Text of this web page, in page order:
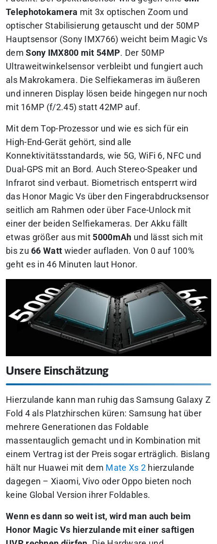
Telephotokamera mit 3x optischen Zoom und
optischer Stabilisierung getauscht und der 50MP
Hauptsensor (Sony IMX766) weicht beim Magic Vs
demSony IMX800 mit 54MP. Der 50MP
Ultraweitwinkelsensor verbleibt und fungiert auch
als Makrokamera. Die Selfiekameras im äußeren
und inneren Display lösen beide hingegen nur noch
mit 16MP (f/2.45) statt 42MP auf.
Mit dem Top-Prozessor und wie es sich für ein
High-End-Gerät gehört, sind alle
Konnektivitätsstandards, wie 5G, WiFi 6, NFC und
Dual-GPS mit an Bord. Auch Stereo-Speaker und
Infrarot sind verbaut. Biometrisch entsperrt wird
das Honor Magic Vs über den Fingerabdrucksensor
seitlich am Rahmen oder über Face-Unlock mit
einer der beiden Selfiekameras. Der Akku fällt
etwas größer aus mit 5000mAh und lässt sich mit
bis zu66 Watt wieder aufladen. Von 0 auf 100%
geht es in 46 Minuten laut Honor.
Unsere Einschätzung
Hierzulande kann man ruhig das Samsung Galaxy Z
Fold 4 als Platzhirschen küren: Samsung hat über
mehrere Generationen das Foldable
massentauglich gemacht und in Kombination mit
einem Vertrag ist der Preis sogar erträglich. Bislang
hält nur Huawei mit dem Mate Xs 2hierzulande
dagegen – Xiaomi, Vivo oder Oppo bieten noch
keine Global Version ihrer Foldables.
Wenn es dann so weit ist, wird man auch beim
Honor Magic Vs hierzulande mit einer saftigen